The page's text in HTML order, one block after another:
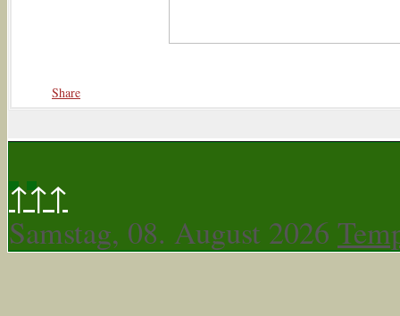
Share
↑↑↑
Samstag, 08. August 2026